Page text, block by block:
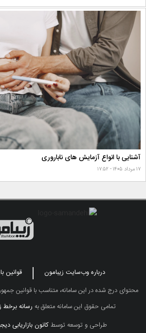
آشنایی با انواع آزمایش های ناباروری
۱۷ مرداد ۱۴۰۵ - ۱۷:۵۲
درباره وب‌سایت زیبامون
قوانین
محتوای درج شده در این سامانه، متناسب با قوانین
تمامی حقوق این سامانه متعلق به رسانه برخط
طراحی و توسعه توسطکانون بازاریابی